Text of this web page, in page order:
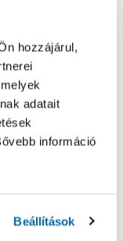
hozzájárul,
adatait
információ
Beállítások